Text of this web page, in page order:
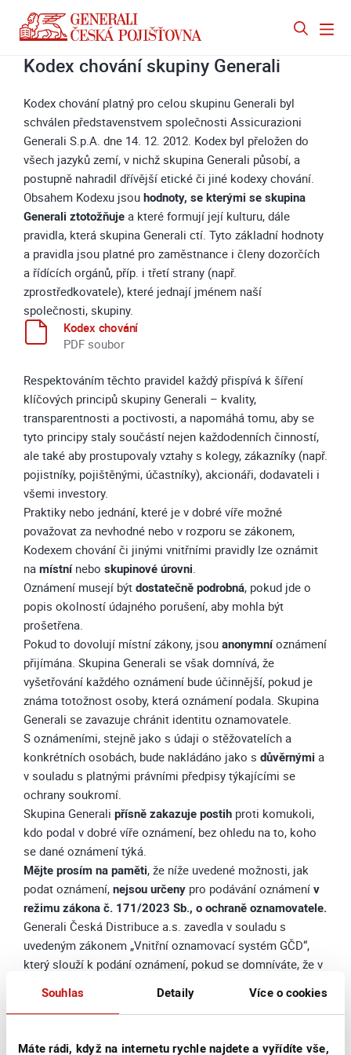
Souhlas Detaily Více o cookies
Máte rádi, když na internetu rychle najdete a vyřídíte vše,
Kodex chování skupiny Generali
Kodex chování platný pro celou skupinu Generali byl
schválen představenstvem společnosti Assicurazioni
Generali S.p.A. dne 14. 12. 2012. Kodex byl přeložen do
všech jazyků zemí, v nichž skupina Generali působí, a
postupně nahradil dřívější etické či jiné kodexy chování.
Obsahem Kodexu jsou hodnoty, se kterými se skupina
Generali ztotožňuje a které formují její kulturu, dále
pravidla, která skupina Generali ctí. Tyto základní hodnoty
a pravidla jsou platné pro zaměstnance i členy dozorčích
a řídících orgánů, příp. i třetí strany (např.
zprostředkovatele), které jednají jménem naší
společnosti, skupiny.
Kodex chování
PDF soubor
Respektováním těchto pravidel každý přispívá k šíření
klíčových principů skupiny Generali – kvality,
transparentnosti a poctivosti, a napomáhá tomu, aby se
tyto principy staly součástí nejen každodenních činností,
ale také aby prostupovaly vztahy s kolegy, zákazníky (např.
pojistníky, pojištěnými, účastníky), akcionáři, dodavateli i
všemi investory.
Praktiky nebo jednání, které je v dobré víře možné
považovat za nevhodné nebo v rozporu se zákonem,
Kodexem chování či jinými vnitřními pravidly lze oznámit
na místnínebo skupinové úrovni
Oznámení musejí být dostatečně podrobná, pokud jde o
popis okolností údajného porušení, aby mohla být
prošetřena.
Pokud to dovolují místní zákony, jsou anonymníoznámení
přijímána. Skupina Generali se však domnívá, že
vyšetřování každého oznámení bude účinnější, pokud je
známa totožnost osoby, která oznámení podala. Skupina
Generali se zavazuje chránit identitu oznamovatele.
S oznámeními, stejně jako s údaji o stěžovatelích a
konkrétních osobách, bude nakládáno jako s důvěrnými a
v souladu s platnými právními předpisy týkajícími se
ochrany soukromí.
Skupina Generali přísně zakazuje postih proti komukoli,
kdo podal v dobré víře oznámení, bez ohledu na to, koho
se dané oznámení týká.
Mějte prosím na paměti, že níže uvedené možnosti, jak
podat oznámení, nejsou určeny pro podávání oznámení v
režimu zákona č. 171/2023 Sb., o ochraně oznamovatele.
Generali Česká Distribuce a.s. zavedla v souladu s
uvedeným zákonem „Vnitřní oznamovací systém GČD“,
který slouží k podání oznámení, pokud se domníváte, že v
dochází k protiprávnímu jednání. Bližší informace
naleznetezde.